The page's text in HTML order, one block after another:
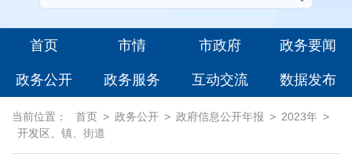
首页 市情 市政府 政务要闻
政务公开 政务服务 互动交流 数据发布
当前位置： 首页 > 政务公开 > 政府信息公开年报 > 2023年 >
开发区、镇、街道